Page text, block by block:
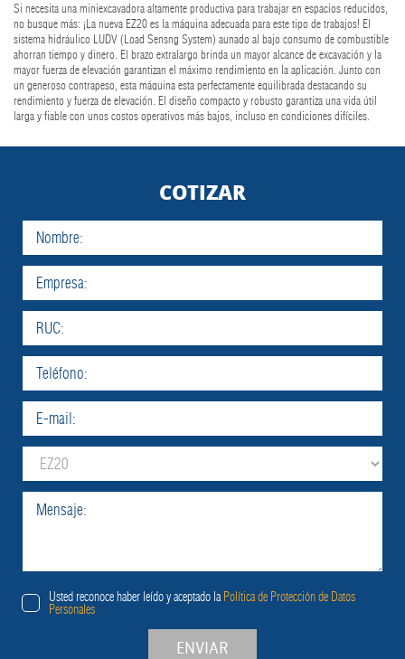
Si necesita una miniexcavadora altamente productiva para trabajar en espacios reducidos,
no busque más: ¡La nueva EZ20 es la máquina adecuada para este tipo de trabajos! El
sistema hidráulico LUDV (Load Sensng System) aunado al bajo consumo de combustible
ahorran tiempo y dinero. El brazo extralargo brinda un mayor alcance de excavación y la
mayor fuerza de elevación garantizan el máximo rendimiento en la aplicación. Junto con
un generoso contrapeso, esta máquina esta perfectamente equilibrada destacando su
rendimiento y fuerza de elevación. El diseño compacto y robusto garantiza una vida útil
larga y fiable con unos costos operativos más bajos, incluso en condiciones difíciles.
COTIZAR
Usted reconoce haber leído y aceptado laPolítica de Protección de Datos
Personales
ENVIAR